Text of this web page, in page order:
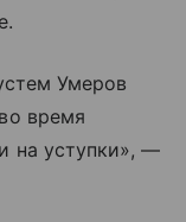
Умеров
время
на уступки», —